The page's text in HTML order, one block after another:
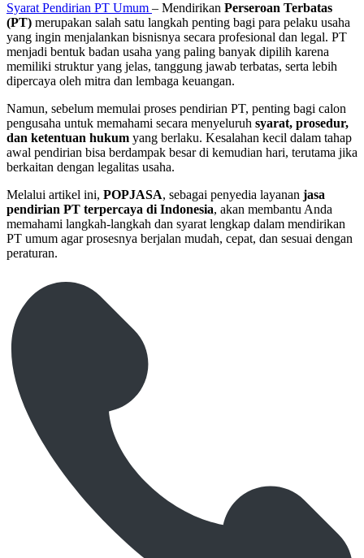
Syarat Pendirian PT Umum – Mendirikan Perseroan Terbatas
(PT) merupakan salah satu langkah penting bagi para pelaku usaha
yang ingin menjalankan bisnisnya secara profesional dan legal. PT
menjadi bentuk badan usaha yang paling banyak dipilih karena
memiliki struktur yang jelas, tanggung jawab terbatas, serta lebih
dipercaya oleh mitra dan lembaga keuangan.
Namun, sebelum memulai proses pendirian PT, penting bagi calon
pengusaha untuk memahami secara menyeluruh syarat, prosedur,
dan ketentuan hukum yang berlaku. Kesalahan kecil dalam tahap
awal pendirian bisa berdampak besar di kemudian hari, terutama jika
berkaitan dengan legalitas usaha.
Melalui artikel ini, POPJASA, sebagai penyedia layanan jasa
pendirian PT terpercaya di Indonesia, akan membantu Anda
memahami langkah-langkah dan syarat lengkap dalam mendirikan
PT umum agar prosesnya berjalan mudah, cepat, dan sesuai dengan
peraturan.